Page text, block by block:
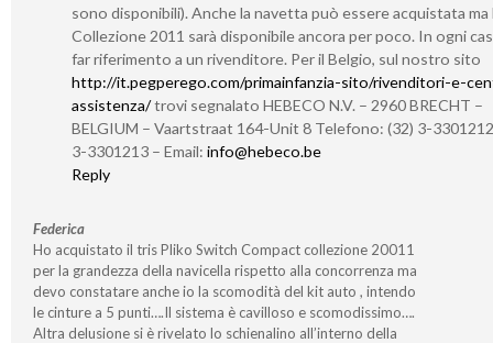
sono disponibili). Anche la navetta può essere acquistata ma
Collezione 2011 sarà disponibile ancora per poco. In ogni
far riferimento a un rivenditore. Per il Belgio, sul nostro sito
http://it.pegperego.com/primainfanzia-sito/rivenditori-e-
assistenza/trovi segnalato HEBECO N.V. – 2960 BRECHT –
BELGIUM – Vaartstraat 164-Unit 8 Telefono: (32) 3-3301212
3-3301213 – Email: info@hebeco.be
Reply
Federica
Ho acquistato il tris Pliko Switch Compact collezione 20011
per la grandezza della navicella rispetto alla concorrenza ma
devo constatare anche io la scomodità del kit auto , intendo
le cinture a 5 punti….Il sistema è cavilloso e scomodissimo….
Altra delusione si è rivelato lo schienalino all’interno della